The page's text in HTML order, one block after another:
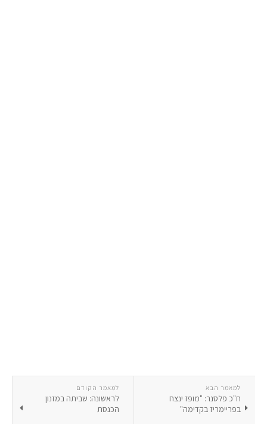
למאמר הקודם
לראשונה: שביתה במזנון
הכנסת
למאמר הבא
ח"כ פלסנר: "מופז ינצח
בפריימריז בקדימה"